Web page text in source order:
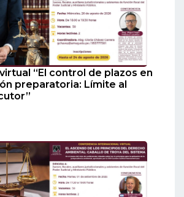
“El control de plazos en
preparatoria: Límite al